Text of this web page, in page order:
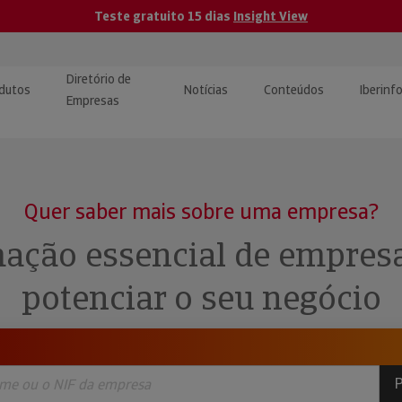
Teste gratuito 15 dias Insight View
de Créditos
Diretório de
Empresas
Notícias Conteúdos
Quer saber mais sobre uma empresa?
essencial de
potenciar o seu negócio